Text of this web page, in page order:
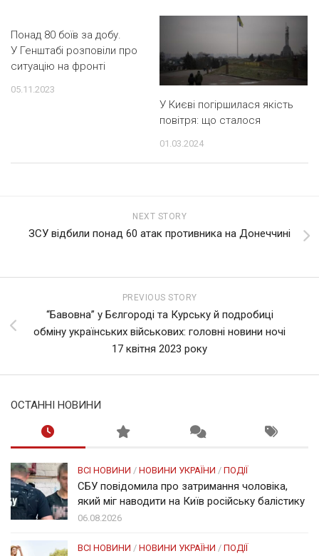
Понад 80 боїв за добу.
У Генштабі розповіли про
ситуацію на фронті
05.11.2023
У Києві погіршилася якість
повітря: що сталося
01.03.2024
NEXT STORY
ЗСУ відбили понад 60 атак противника на Донеччині
PREVIOUS STORY
“Бавовна” у Бєлгороді та Курську й подробиці
обміну українських військових: головні новини ночі
17 квітня 2023 року
ОСТАННІ НОВИНИ
ВСІ НОВИНИ / НОВИНИ УКРАЇНИ / ПОДІЇ
СБУ повідомила про затримання чоловіка,
який міг наводити на Київ російську балістику
06.08.2026
ВСІ НОВИНИ / НОВИНИ УКРАЇНИ / ПОДІЇ